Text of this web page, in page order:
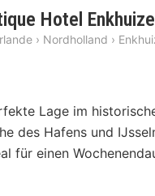
Bild
Hotel
› Nordholland ›
Lage im
des Hafens und
für einen